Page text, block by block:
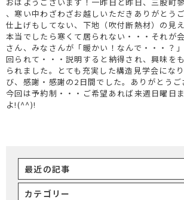
、寒い中わざわざお越しいただきありがとう
仕上げもしてない、下地（吹付断熱材）の見
本当でしたら寒くて居られない・・・それが
さん、みなさんが「暖かい！なんで・・・？
回られて・・・説明すると納得され、興味を
られました。とても充実した構造見学会にな
び、感謝・感謝の2日間でした。ありがとうご
今回は予約制・・・ご希望あれば来週日曜日
よ!(^^)!
最近の記事
カテゴリー